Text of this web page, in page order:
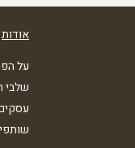
אודות
על
שלבי